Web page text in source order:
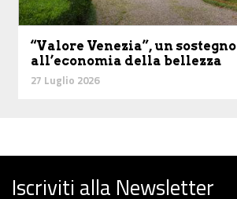
“Valore Venezia”, un sostegno
all’economia della bellezza
27 Luglio 2026
Iscriviti alla Newsletter